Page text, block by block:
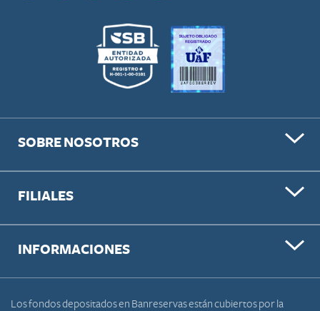
SOBRE NOSOTROS
FILIALES
INFORMACIONES
Los fondos depositados en Banreservas están cubiertos por la